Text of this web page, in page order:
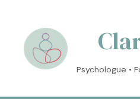
Psychologue •